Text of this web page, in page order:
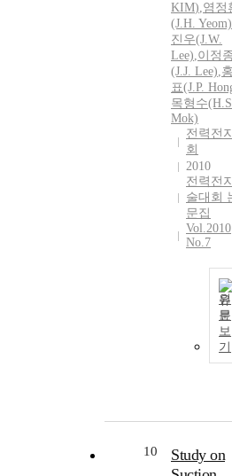
KIM),염정
(J.H. Yeom)
진우(J.W.
Lee),이정
(J.J. Lee),
표(J.P.
목형수
Mok)
전력전
회
2010
전력전
술대회
문집
Vol.2010
No.7
원
문
보
기
10
Study on